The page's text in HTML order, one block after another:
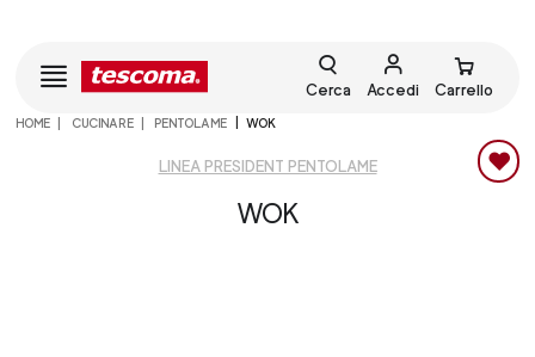
Cerca Accedi Carrello
HOME CUCINARE PENTOLAME WOK
LINEA PRESIDENT PENTOLAME
WOK